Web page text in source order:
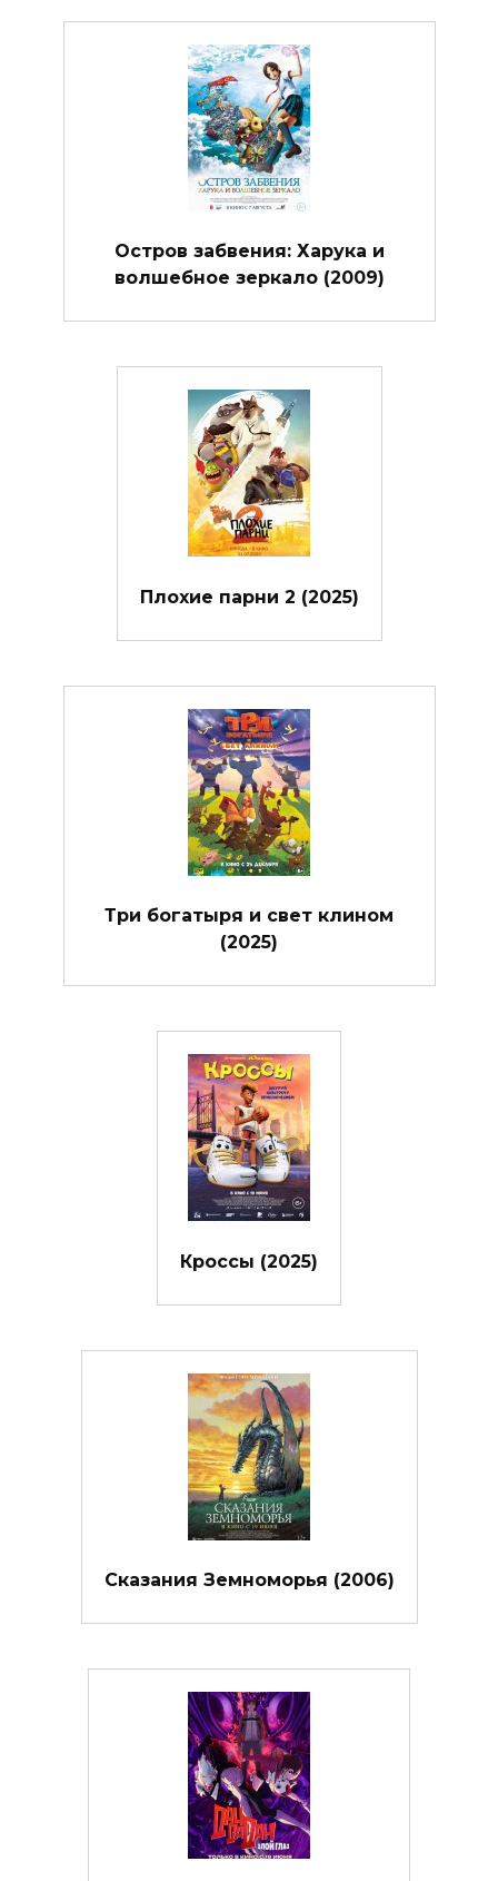
Остров забвения: Харука и
волшебное зеркало (2009)
Плохие парни 2 (2025)
Три богатыря и свет клином
(2025)
Кроссы (2025)
Сказания Земноморья (2006)